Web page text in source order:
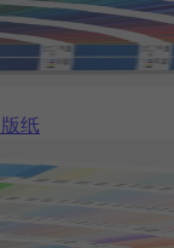
纸